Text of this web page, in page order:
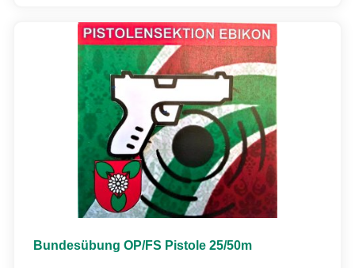
Bundesübung OP/FS Pistole 25/50m